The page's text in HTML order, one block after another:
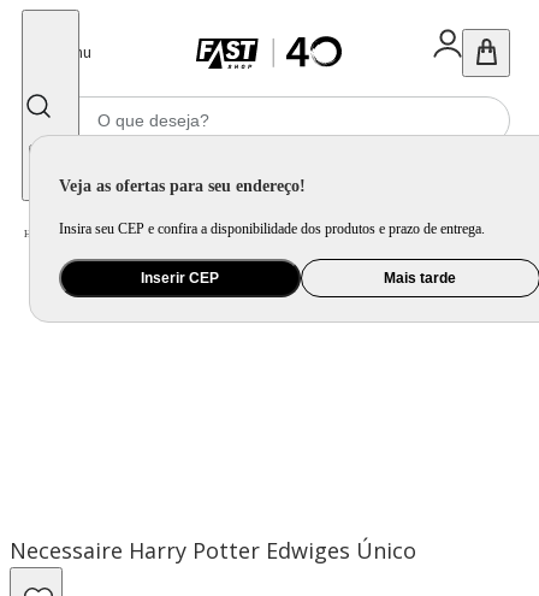
Menu
Veja as ofertas para seu endereço!
Insira seu CEP e confira a disponibilidade dos produtos e prazo de entrega.
Inserir CEP Mais tarde
Home Viagem e Acessório Necessaire e Organizador de Mala Necessaire Harry Potter Edwiges
Necessaire Harry Potter Edwiges Único